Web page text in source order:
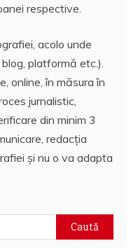
respective.
acolo unde
platformă etc.).
online, în măsura în
jurnalistic,
din minim 3
redacția
și nu o va adapta